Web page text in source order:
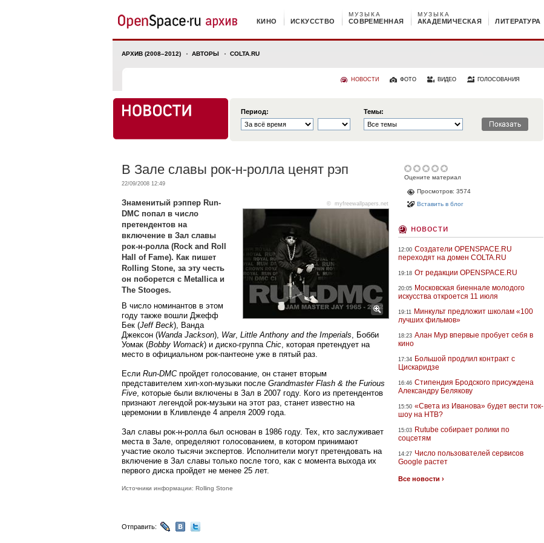
КИНО ИСКУССТВО СОВРЕМЕННАЯ
МУЗЫКА
АКАДЕМИЧЕСКАЯ
МУЗЫКА
ЛИТЕРАТУРА
АРХИВ (2008–2012) АВТОРЫ COLTA.RU
НОВОСТИ ФОТО ВИДЕО ГОЛОСОВАНИЯ
Период: Темы:
В Зале славы рок-н-ролла ценят рэп
22/09/2008 12:49
© myfreewallpapers.net
Знаменитый рэппер Run-
DMC попал в число
претендентов на
включение в Зал славы
рок-н-ролла (Rock and Roll
Hall of Fame). Как пишет
Rolling Stone, за эту честь
он поборется с Metallica и
The Stooges.
В число номинантов в этом
году также вошли Джефф
Бек (Jeff Beck), Ванда
Джексон (Wanda Jackson), War, Little Anthony and the Imperials, Бобби
Уомак (Bobby Womack) и диско-группа Chic, которая претендует на
место в официальном рок-пантеоне уже в пятый раз.
Если Run-DMCпройдет голосование, он станет вторым
представителем хип-хоп-музыки после Grandmaster Flash & the Furious
Five, которые были включены в Зал в 2007 году. Кого из претендентов
признают легендой рок-музыки на этот раз, станет известно на
церемонии в Кливленде 4 апреля 2009 года.
Зал славы рок-н-ролла был основан в 1986 году. Тех, кто заслуживает
места в Зале, определяют голосованием, в котором принимают
участие около тысячи экспертов. Исполнители могут претендовать на
включение в Зал славы только после того, как с момента выхода их
первого диска пройдет не менее 25 лет.
Источники информации: Rolling Stone
Отправить:
Оцените материал
Просмотров: 3574
Вставить в блог
новости
12:00 Создатели OPENSPACE.RU
переходят на домен COLTA.RU
19:18 От редакции OPENSPACE.RU
20:05 Московская биеннале молодого
искусства откроется 11 июля
19:11 Минкульт предложит школам «100
лучших фильмов»
18:23 Алан Мур впервые пробует себя в
кино
17:34 Большой продлил контракт с
Цискаридзе
16:46 Стипендия Бродского присуждена
Александру Белякову
15:50 «Света из Иванова» будет вести ток-
шоу на НТВ?
15:03 Rutube собирает ролики по
соцсетям
14:27 Число пользователей сервисов
Google растет
Все новости ›